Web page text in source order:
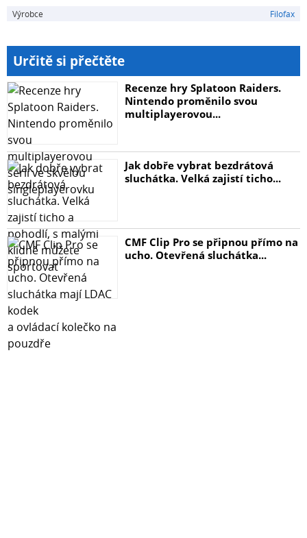
Výrobce Filofax
Určitě si přečtěte
Recenze hry Splatoon Raiders.
Nintendo proměnilo svou
multiplayerovou...
Jak dobře vybrat bezdrátová
sluchátka. Velká zajistí ticho...
CMF Clip Pro se připnou přímo na
ucho. Otevřená sluchátka...